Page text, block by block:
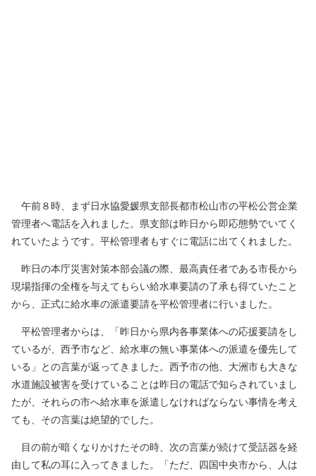
午前８時、まず日水協愛媛県支部長都市松山市の平松公営企業
管理者へ電話を入れました。県支部は昨日から即応態勢でいてく
れていたようです。平松管理者もすぐに電話に出てくれました。
昨日の本庁災害対策本部会議の際、最高責任者である市長から
現場指揮の全権を与えてもらい給水車要請の了承も得ていたこと
から、正式に給水車の派遣要請を平松管理者に行いました。
平松管理者からは、「昨日から県内各事業体への応援要請をし
ているが、西予市など、給水車の無い事業体への派遣を優先して
いる」との言葉が返ってきました。西予市の他、大洲市も大きな
水道施設被害を受けていることは昨日の電話で知らされていまし
たが、それらの市へ給水車を派遣しなければならない事情を考え
ても、その言葉は絶望的でした。
目の前が暗くなりかけたその時、次の言葉が続けて受話器を経
由して私の耳に入ってきました。「ただ、四国中央市から、人は